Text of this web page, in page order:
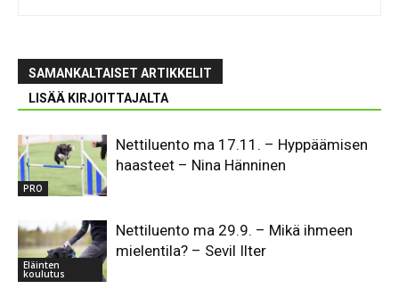
SAMANKALTAISET ARTIKKELIT
LISÄÄ KIRJOITTAJALTA
PRO
Nettiluento ma 17.11. – Hyppäämisen
haasteet – Nina Hänninen
Eläinten
koulutus
Nettiluento ma 29.9. – Mikä ihmeen
mielentila? – Sevil Ilter